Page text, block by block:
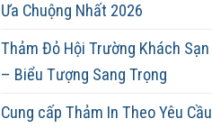
Ưa Chuộng Nhất 2026
Thảm Đỏ Hội Trường Khách Sạn
– Biểu Tượng Sang Trọng
Cung cấp Thảm In Theo Yêu Cầu